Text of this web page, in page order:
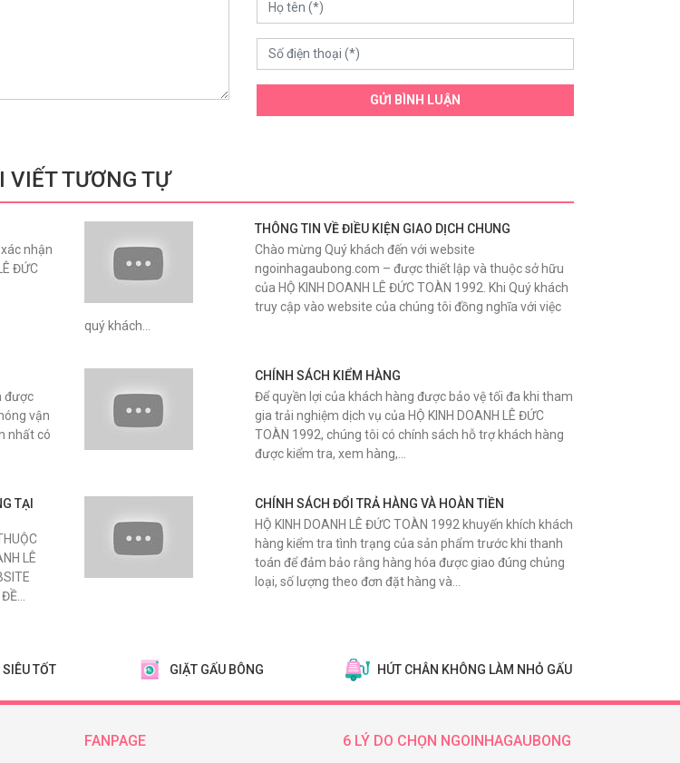
GỬI BÌNH LUẬN
VIẾT TƯƠNG TỰ
nhận
ĐỨC
THÔNG TIN VỀ ĐIỀU KIỆN GIAO DỊCH CHUNG
Chào mừng Quý khách đến với website
ngoinhagaubong.com – được thiết lập và thuộc sở hữu
của HỘ KINH DOANH LÊ ĐỨC TOÀN 1992. Khi Quý khách
truy cập vào website của chúng tôi đồng nghĩa với việc
quý khách…
được
vận
nhất có
CHÍNH SÁCH KIỂM HÀNG
Để quyền lợi của khách hàng được bảo vệ tối đa khi tham
gia trải nghiệm dịch vụ của HỘ KINH DOANH LÊ ĐỨC
TOÀN 1992, chúng tôi có chính sách hỗ trợ khách hàng
được kiểm tra, xem hàng,…
TẠI
LÊ
CHÍNH SÁCH ĐỔI TRẢ HÀNG VÀ HOÀN TIỀN
HỘ KINH DOANH LÊ ĐỨC TOÀN 1992 khuyến khích khách
hàng kiểm tra tình trạng của sản phẩm trước khi thanh
toán để đảm bảo rằng hàng hóa được giao đúng chủng
loại, số lượng theo đơn đặt hàng và…
TỐT GIẶT GẤU BÔNG HÚT CHÂN KHÔNG LÀM NHỎ GẤU
FANPAGE 6 LÝ DO CHỌN NGOINHAGAUBONG